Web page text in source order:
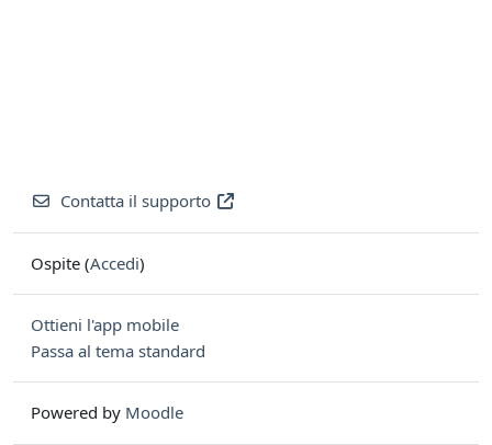
Contatta il supporto
Ospite (Accedi)
Ottieni l'app mobile
Passa al tema standard
Powered by Moodle